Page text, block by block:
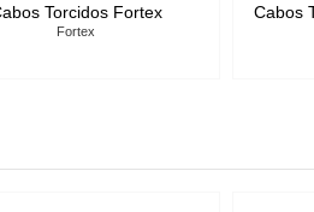
Piolas Torcidas de Colores Dos